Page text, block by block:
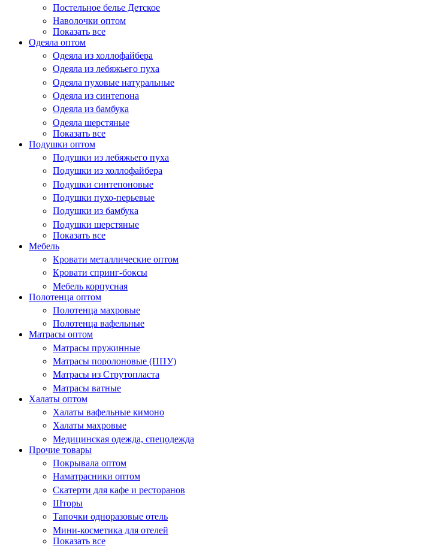
Постельное белье Детское
Наволочки оптом
Показать все
Одеяла оптом
Одеяла из холлофайбера
Одеяла из лебяжьего пуха
Одеяла пуховые натуральные
Одеяла из синтепона
Одеяла из бамбука
Одеяла шерстяные
Показать все
Подушки оптом
Подушки из лебяжьего пуха
Подушки из холлофайбера
Подушки синтепоновые
Подушки пухо-перьевые
Подушки из бамбука
Подушки шерстяные
Показать все
Мебель
Кровати металлические оптом
Кровати спринг-боксы
Мебель корпусная
Полотенца оптом
Полотенца махровые
Полотенца вафельные
Матрасы оптом
Матрасы пружинные
Матрасы поролоновые (ППУ)
Матрасы из Струтопласта
Матрасы ватные
Халаты оптом
Халаты вафельные кимоно
Халаты махровые
Медицинская одежда, спецодежда
Прочие товары
Покрывала оптом
Наматрасники оптом
Скатерти для кафе и ресторанов
Шторы
Тапочки одноразовые отель
Мини-косметика для отелей
Показать все